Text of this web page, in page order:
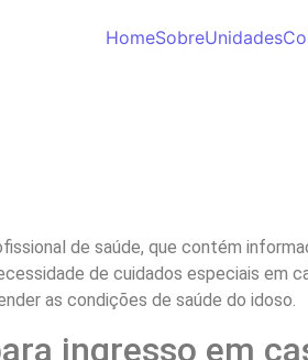
HomeSobreUnidades
de saúde, que contém
de cuidados especiais em
as condições de saúde do idoso.
ingresso em